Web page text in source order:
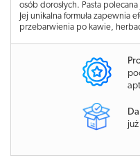
osób dorosłych. Pasta
Jej unikalna formuła zapewnia
przebarwienia po kawie,